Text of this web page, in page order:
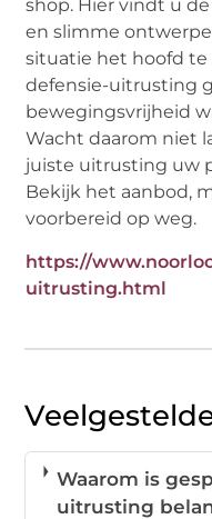
shop. Hier vindt u
en slimme
situatie het hoofd te
defensie-uitrusting
bewegingsvrijheid
Wacht daarom niet
juiste uitrusting uw
Bekijk het aanbod,
voorbereid op weg.
https://
uitrusting.html
Waarom is
uitrusting